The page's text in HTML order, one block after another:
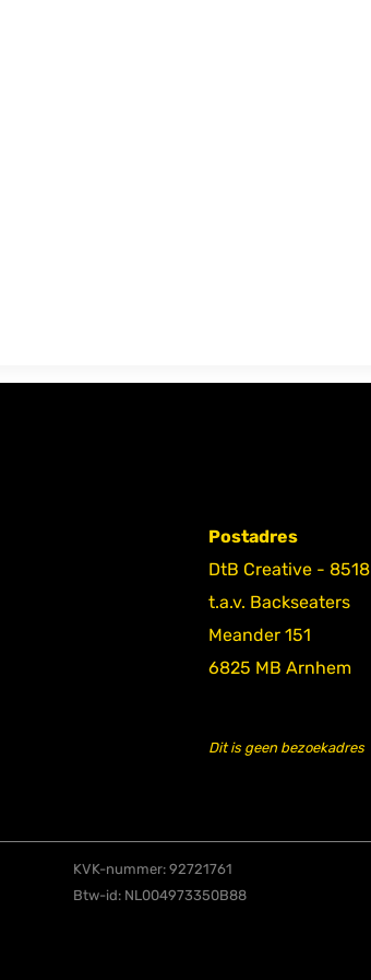
Postadres
DtB Creative - 8518
t.a.v. Backseaters
Meander 151
6825 MB Arnhem
Dit is geen bezoekadres
KVK-nummer: 92721761
Btw-id: NL004973350B88